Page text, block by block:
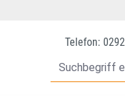
Telefon: